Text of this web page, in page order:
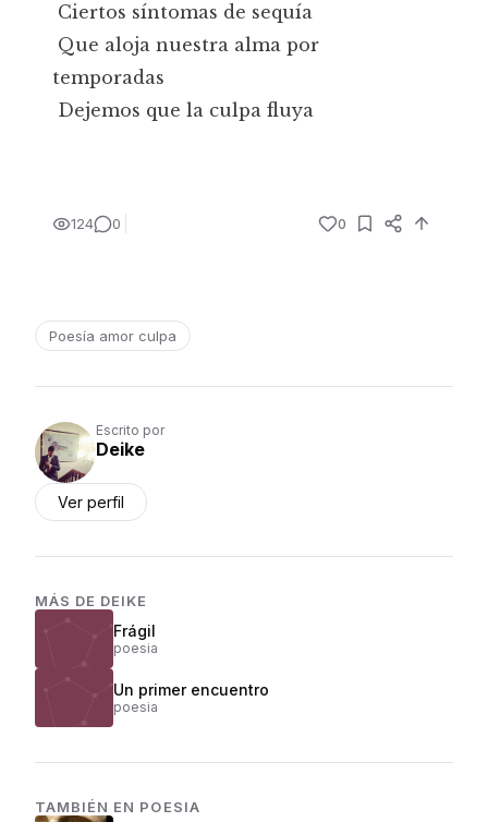
Ciertos síntomas de sequía
Que aloja nuestra alma por
temporadas
Dejemos que la culpa fluya
124 0 0
Poesía amor culpa
Escrito por
Deike
Ver perfil
MÁS DE DEIKE
Frágil
poesia
Un primer encuentro
poesia
TAMBIÉN EN POESIA